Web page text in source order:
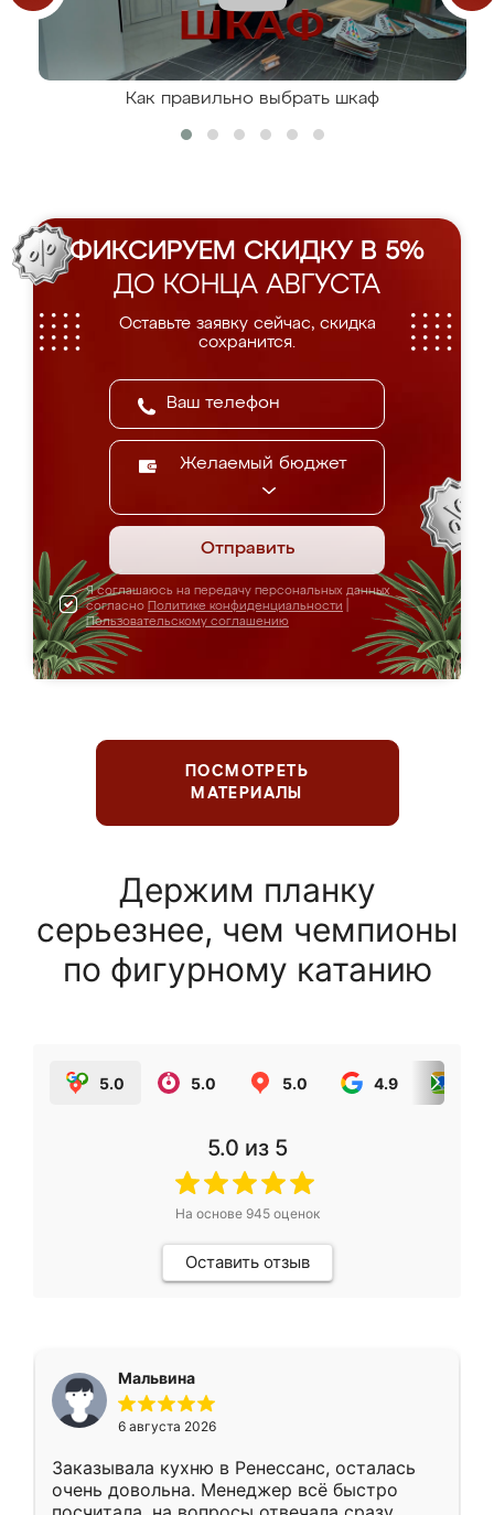
Как правильно выбрать шкаф
ФИКСИРУЕМ СКИДКУ В 5%
ДО КОНЦА АВГУСТА
Оставьте заявку сейчас, скидка
сохранится.
Желаемый бюджет
Отправить
Я соглашаюсь на передачу персональных данных
согласно Политике конфиденциальности
Пользовательскому соглашению
ПОСМОТРЕТЬ
МАТЕРИАЛЫ
Держим планку
серьезнее, чем чемпионы
по фигурному катанию
5.0 5.0 5.0 4.9
5.0 из 5
На основе 945оценок
Оставить отзыв
Мальвина
6 августа 2026
Заказывала кухню в Ренессанс, осталась
очень довольна. Менеджер всё быстро